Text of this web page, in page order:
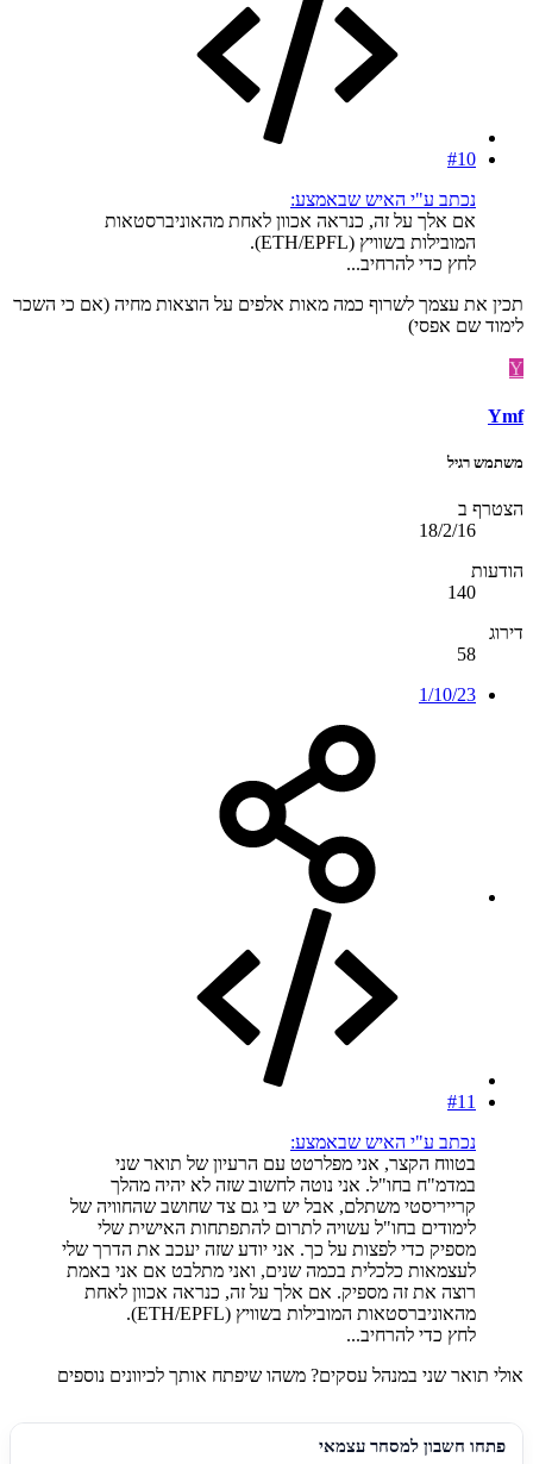
#10
נכתב ע"י האיש שבאמצע:
אם אלך על זה, כנראה אכוון לאחת מהאוניברסטאות
המובילות בשוויץ (ETH/EPFL).
לחץ כדי להרחיב...
תכין את עצמך לשרוף כמה מאות אלפים על הוצאות מחיה (אם כי השכר
לימוד שם אפסי)
Y
Ymf
משתמש רגיל
הצטרף ב
18/2/16
הודעות
140
דירוג
58
1/10/23
#11
נכתב ע"י האיש שבאמצע:
בטווח הקצר, אני מפלרטט עם הרעיון של תואר שני
במדמ"ח בחו"ל. אני נוטה לחשוב שזה לא יהיה מהלך
קרייריסטי משתלם, אבל יש בי גם צד שחושב שהחוויה של
לימודים בחו"ל עשויה לתרום להתפתחות האישית שלי
מספיק כדי לפצות על כך. אני יודע שזה יעכב את הדרך שלי
לעצמאות כלכלית בכמה שנים, ואני מתלבט אם אני באמת
רוצה את זה מספיק. אם אלך על זה, כנראה אכוון לאחת
מהאוניברסטאות המובילות בשוויץ (ETH/EPFL).
לחץ כדי להרחיב...
אולי תואר שני במנהל עסקים? משהו שיפתח אותך לכיוונים נוספים
פתחו חשבון למסחר עצמאי